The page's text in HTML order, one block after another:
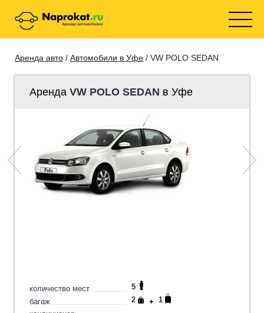
Аренда авто / Автомобили в Уфе / VW POLO SEDAN
Аренда VW POLO SEDAN в Уфе
количество мест
5
багаж
2 + 1